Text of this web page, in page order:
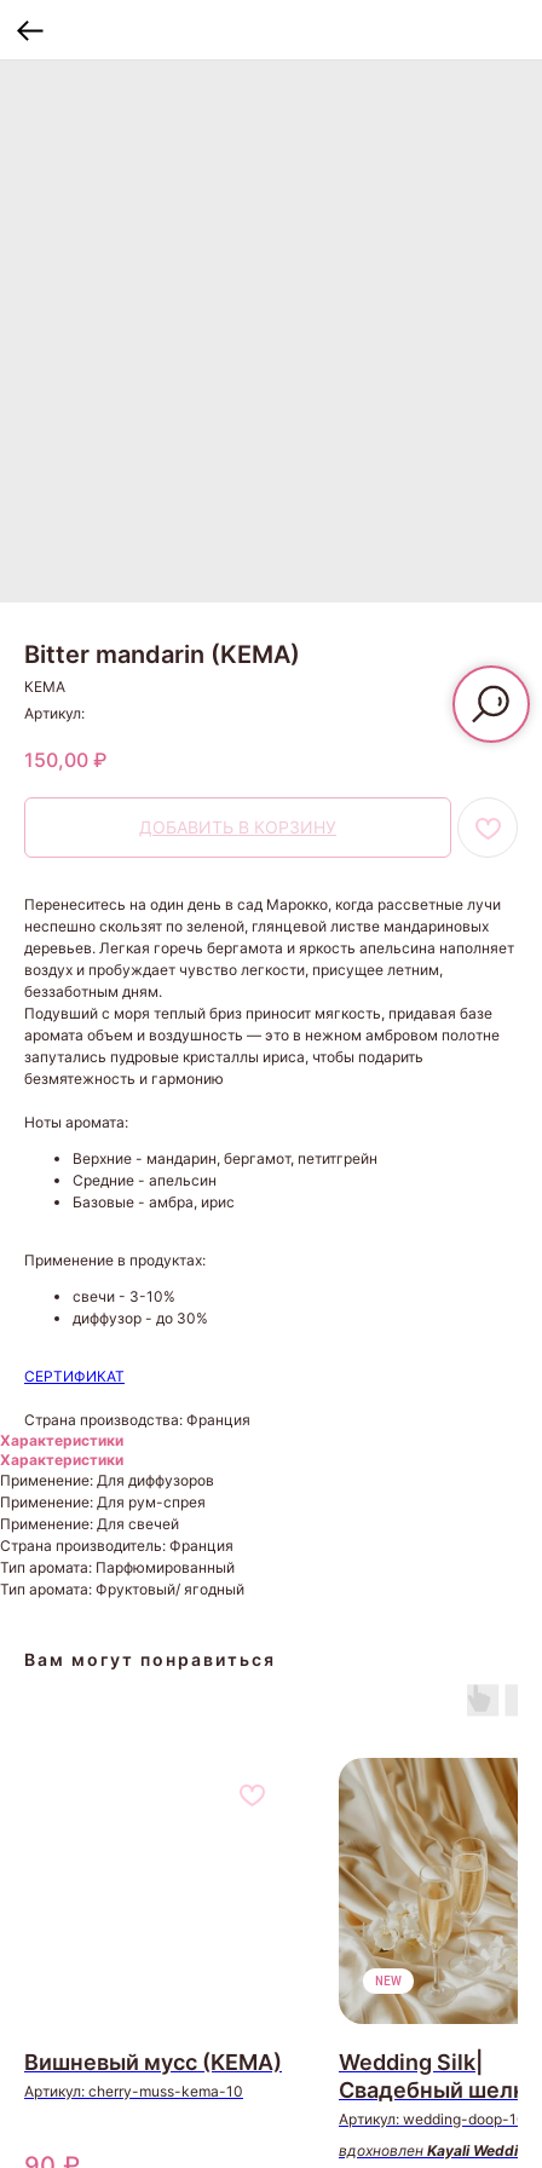
Bitter mandarin (KEMA)
КЕМА
Артикул:
150,00 ₽
ДОБАВИТЬ В КОРЗИНУ
Перенеситесь на один день в сад Марокко, когда рассветные лучи
неспешно скользят по зеленой, глянцевой листве мандариновых
деревьев. Легкая горечь бергамота и яркость апельсина наполняет
воздух и пробуждает чувство легкости, присущее летним,
беззаботным дням.
Подувший с моря теплый бриз приносит мягкость, придавая базе
аромата объем и воздушность — это в нежном амбровом полотне
запутались пудровые кристаллы ириса, чтобы подарить
безмятежность и гармонию
Ноты аромата:
Верхние - мандарин, бергамот, петитгрейн
Средние - апельсин
Базовые - амбра, ирис
Применение в продуктах:
свечи - 3-10%
диффузор - до 30%
СЕРТИФИКАТ
Страна производства: Франция
Характеристики
Характеристики
Применение: Для диффузоров
Применение: Для рум-спрея
Применение: Для свечей
Страна производитель: Франция
Тип аромата: Парфюмированный
Тип аромата: Фруктовый/ ягодный
Вам могут понравиться
Вишневый мусс (KEMA)
Артикул: cherry-muss-kema-10
NEW
Wedding Silk|
Свадебный шелк
(DOOP, США)
Артикул: wedding-doop-10
вдохновлен Kayali Wedding